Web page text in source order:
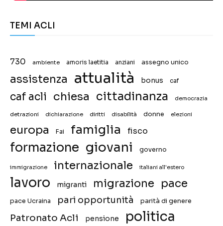
TEMI ACLI
730 ambiente amoris laetitia anziani assegno unico
assistenza attualità bonus caf
caf acli chiesa cittadinanza democrazia
detrazioni dichiarazione diritti disabilità donne elezioni
europa Fai famiglia fisco
formazione giovani governo
immigrazione internazionale italiani all'estero
lavoro migranti migrazione pace
pace Ucraina pari opportunità parità di genere
Patronato Acli pensione politica